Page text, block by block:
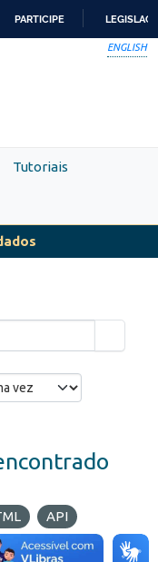
PARTICIPE
ENGLISH
Tutoriais
API
IED
RDE